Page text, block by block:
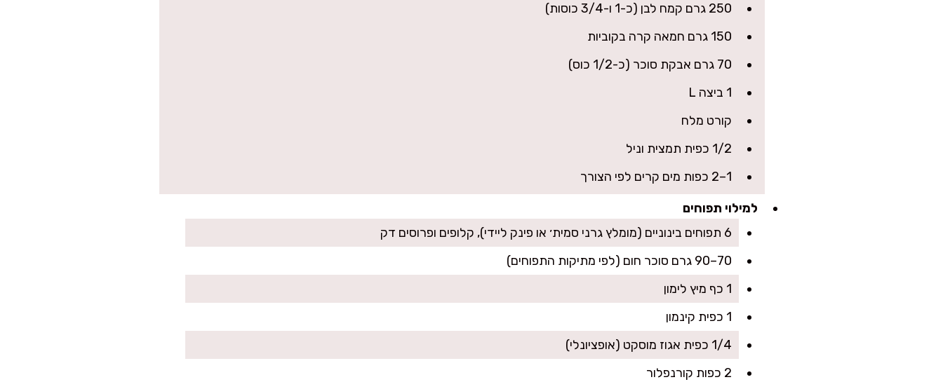
250 גרם קמח לבן (כ-1 ו-3/4 כוסות)
150 גרם חמאה קרה בקוביות
70 גרם אבקת סוכר (כ-1/2 כוס)
1 ביצה L
קורט מלח
1/2 כפית תמצית וניל
1–2 כפות מים קרים לפי הצורך
למילוי תפוחים
6 תפוחים בינוניים (מומלץ גרני סמית׳ או פינק ליידי), קלופים ופרוסים דק
70–90 גרם סוכר חום (לפי מתיקות התפוחים)
1 כף מיץ לימון
1 כפית קינמון
1/4 כפית אגוז מוסקט (אופציונלי)
2 כפות קורנפלור